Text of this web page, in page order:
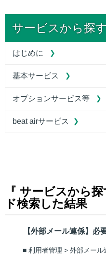
サービスから探す
はじめに
基本サービス
オプションサービス等
beat airサービス
『 サービスから
ド検索した結果
■ 利用者管理 > 外部メール